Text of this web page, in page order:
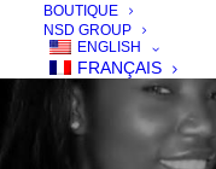
BOUTIQUE
NSD GROUP
ENGLISH
FRANÇAIS